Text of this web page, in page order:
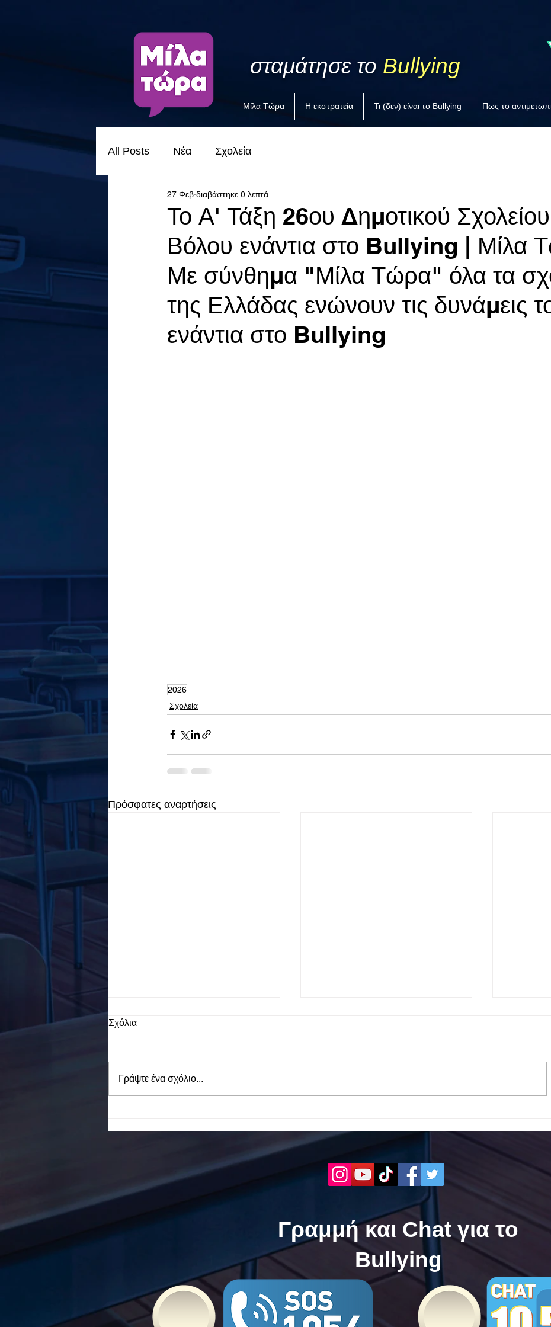
σταμάτησε το Bullying
Μίλα Τώρα Η εκστρατεία Τι (δεν) είναι το Bullying Πως το
All Posts Νέα Σχολεία
Το Α' Τάξη 26ου Δημοτικού Σχολείου
Βόλου ενάντια στο Bullying | Μίλα
Με σύνθημα "Μίλα Τώρα" όλα τα
της Ελλάδας ενώνουν τις δυνάμεις
ενάντια στο Bullying
27 Φεβ διαβάστηκε 0 λεπτά
2026
Σχολεία
Πρόσφατες αναρτήσεις
Ελλάδας ενώνουν τις
δυνάμεις τους ενάντια στο
Bullying
Τώρα. Με σύνθημα "Μίλα
Ελλάδας ενώνουν τις
δυνάμεις τους ενάντια στο
| Μίλα
"Μίλα
Σχόλια
Γράψτε ένα σχόλιο...
Γραμμή και Chat για το
Bullying